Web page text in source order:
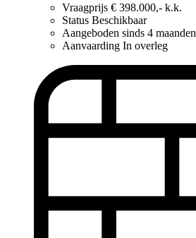
Vraagprijs € 398.000,- k.k.
Status Beschikbaar
Aangeboden sinds 4 maanden
Aanvaarding In overleg